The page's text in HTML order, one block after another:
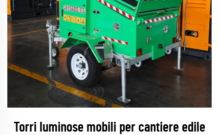
Torri luminose mobili per cantiere edile